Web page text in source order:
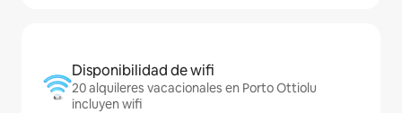
Disponibilidad de wifi
20 alquileres vacacionales en Porto Ottiolu
incluyen wifi